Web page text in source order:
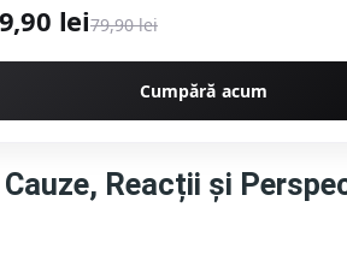
lei79,90 lei
Cumpără acum
Reacții și